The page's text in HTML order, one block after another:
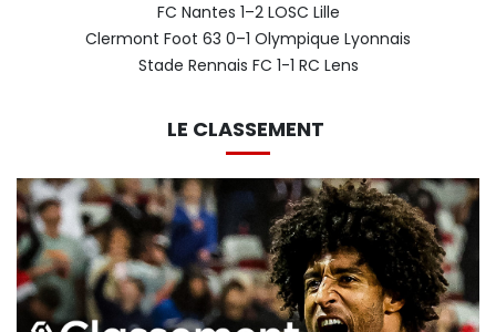
FC Nantes 1–2 LOSC Lille
Clermont Foot 63 0–1 Olympique Lyonnais
Stade Rennais FC 1-1 RC Lens
LE CLASSEMENT